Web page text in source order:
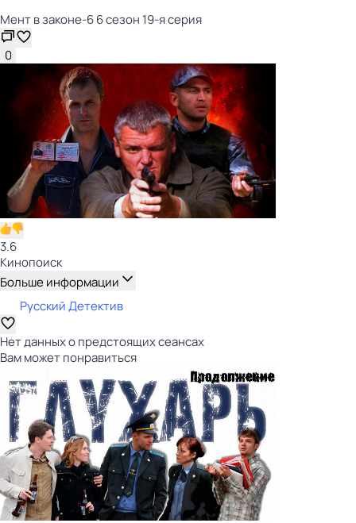
Мент в законе-6 6 сезон 19-я серия
0
3.6
Кинопоиск
Больше информации
Русский Детектив
Нет данных о предстоящих сеансах
Вам может понравиться